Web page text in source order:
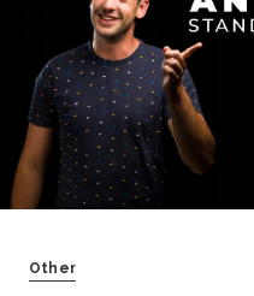
Other